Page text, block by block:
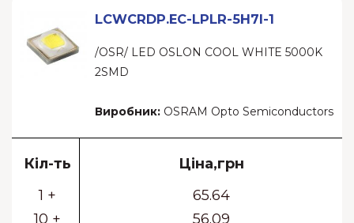
LCWCRDP.EC-LPLR-5H7I-1
/OSR/ LED OSLON COOL WHITE 5000K
2SMD
Виробник: OSRAM Opto Semiconductors
Кіл-ть
1 +
10 +
Ціна,грн
65.64
56.09